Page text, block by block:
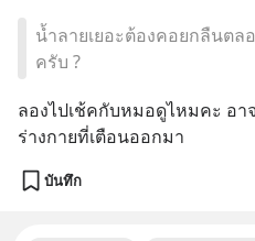
น้ำลายเยอะต้องคอยกลืนตล
ครับ ?
ลองไปเช้คกับหมอดูไหมคะ อา
ร่างกายที่เตือนออกมา
บันทึก